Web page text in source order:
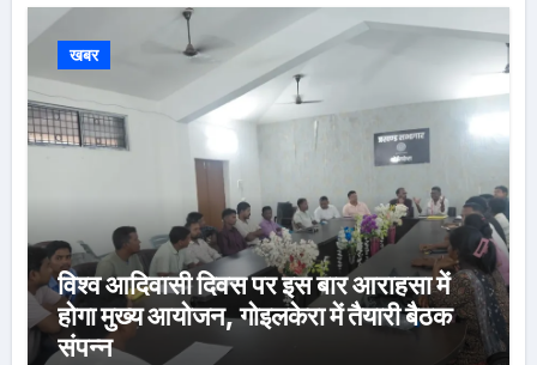
खबर
विश्व आदिवासी दिवस पर इस बार आराहसा में
होगा मुख्य आयोजन, गोइलकेरा में तैयारी बैठक
संपन्न